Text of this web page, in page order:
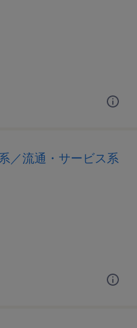
／流通・サービス系